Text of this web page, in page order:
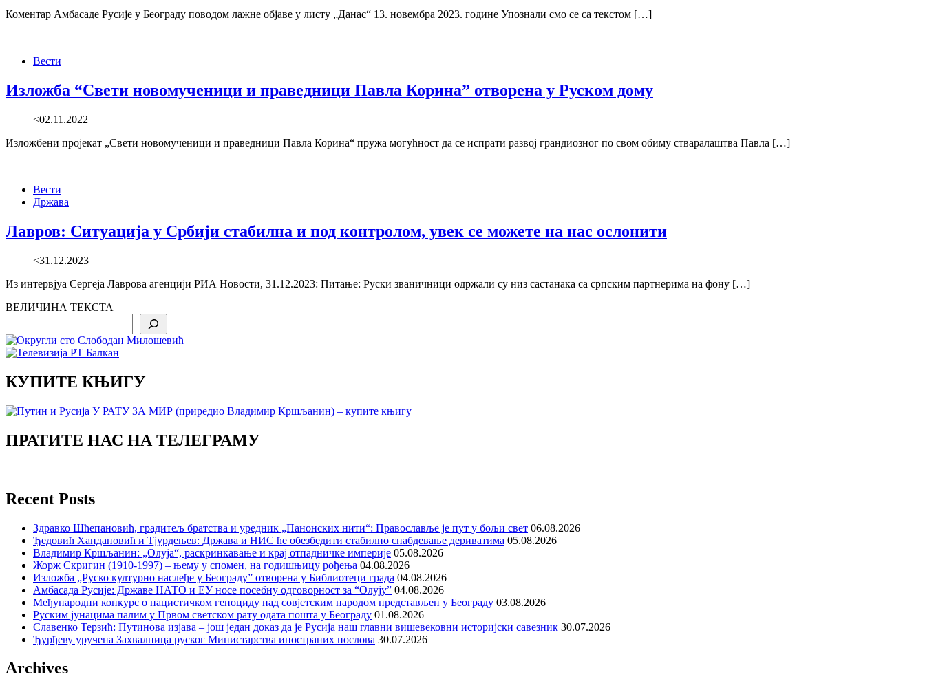
Коментар Амбасаде Русије у Београду поводом лажне објаве у листу „Данас“ 13. новембра 2023. године Упознали смо се са текстом […]
Вести
Изложба “Свети новомученици и праведници Павла Корина” отворена у Руском дому
<02.11.2022
Изложбени пројекат „Свети новомученици и праведници Павла Корина“ пружа могућност да се испрати развој грандиозног по свом обиму стваралаштва Павла […]
Вести
Држава
Лавров: Ситуација у Србији стабилна и под контролом, увек се можете на нас ослонити
<31.12.2023
Из интервјуа Сергеја Лаврова агенцији РИА Новости, 31.12.2023: Питање: Руски званичници одржали су низ састанака са српским партнерима на фону […]
ВЕЛИЧИНА ТЕКСТА
КУПИТЕ КЊИГУ
ПРАТИТЕ НАС НА ТЕЛЕГРАМУ
Recent Posts
Здравко Шћепановић, градитељ братства и уредник „Панонских нити“: Православље је пут у бољи свет 06.08.2026
Ђедовић Хандановић и Тјурдењев: Држава и НИС ће обезбедити стабилно снабдевање дериватима 05.08.2026
Владимир Кршљанин: „Олуја“, раскринкавање и крај отпадничке империје 05.08.2026
Жорж Скригин (1910-1997) – њему у спомен, на годишњицу рођења 04.08.2026
Изложба „Руско културно наслеђе у Београду” отворена у Библиотеци града 04.08.2026
Амбасада Русије: Државе НАТО и ЕУ носе посебну одговорност за “Олују” 04.08.2026
Међународни конкурс о нацистичком геноциду над совјетским народом представљен у Београду 03.08.2026
Руским јунацима палим у Првом светском рату одата пошта у Београду 01.08.2026
Славенко Терзић: Путинова изјава – још један доказ да је Русија наш главни вишевековни историјски савезник 30.07.2026
Ђурђеву уручена Захвалница руског Министарства иностраних послова 30.07.2026
Archives